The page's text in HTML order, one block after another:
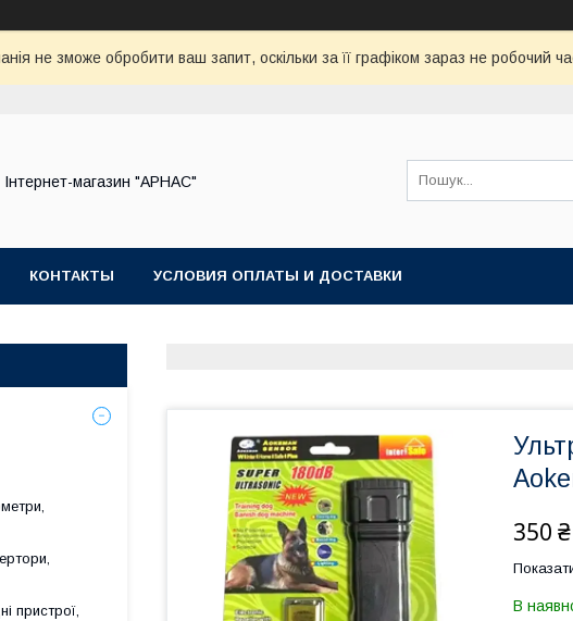
не зможе обробити ваш запит, оскільки за її графіком зараз не
Інтернет-магазин "АРНАС"
КОНТАКТЫ УСЛОВИЯ ОПЛАТЫ И ДОСТАВКИ
350 ₴
В
пристрої,